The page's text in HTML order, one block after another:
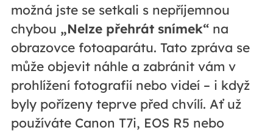
možná jste se setkali s nepříjemnou
chybou „Nelze přehrát snímek“na
obrazovce fotoaparátu. Tato zpráva se
může objevit náhle a zabránit vám v
prohlížení fotografií nebo videí – i když
byly pořízeny teprve před chvílí. Ať už
používáte Canon T7i, EOS R5 nebo